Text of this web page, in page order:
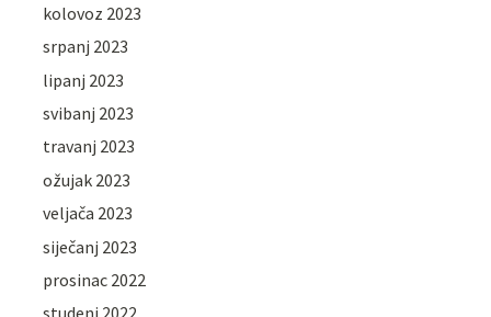
kolovoz 2023
srpanj 2023
lipanj 2023
svibanj 2023
travanj 2023
ožujak 2023
veljača 2023
siječanj 2023
prosinac 2022